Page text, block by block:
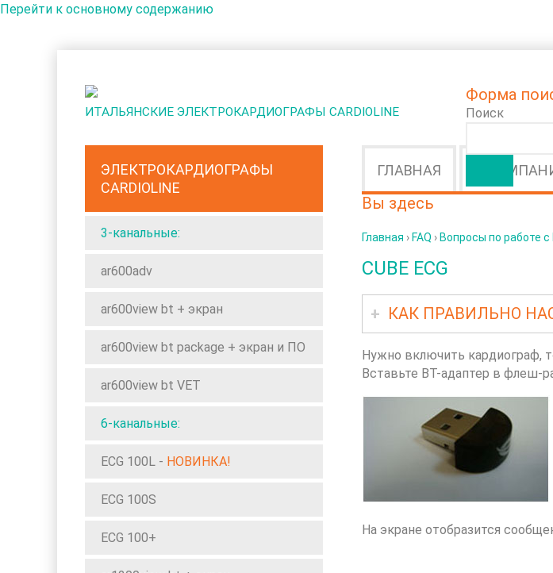
Перейти к основному содержанию
Форма
Поиск
ИТАЛЬЯНСКИЕ ЭЛЕКТРОКАРДИОГРАФЫ CARDIOLINE
ЭЛЕКТРОКАРДИОГРАФЫ
CARDIOLINE
3-канальные:
ar600adv
ar600view bt + экран
ar600view bt package + экран и ПО
ar600view bt VET
6-канальные:
ECG 100L - НОВИНКА!
ECG 100S
ECG 100+
ГЛАВНАЯ О
Вы здесь
Главная › FAQ › Вопросы по работе с
CUBE ECG
КАК ПРАВИЛЬНО
Нужно включить кардиограф,
Вставьте ВТ-адаптер в флеш-
На экране отобразится